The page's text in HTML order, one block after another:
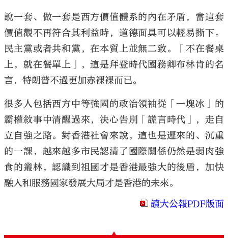
說一套、做一套是西方價值體系的內在矛盾，當這套
價值觀不再符合其利益時，道德面具可以輕易撕下。
民主黨或者共和黨，在本質上並無二致。「不在餐桌
上，就在餐單上」，這是拜登時代國務卿布林肯的名
言，特朗普不過更加赤裸裸而已。
很多人包括西方中等強國的政治領袖從「一塊冰」的
霸權敘事中清醒過來，決心告別「謊言時代」，走自
立自強之路。對香港社會來說，這也是遲來的、沉重
的一課，越來越多市民認清了國際關係仍然是弱肉強
食的叢林，認識到祖國才是香港最強大的後盾，加快
融入和服務國家發展大局才是香港的未來。
讀大公報PDF版面